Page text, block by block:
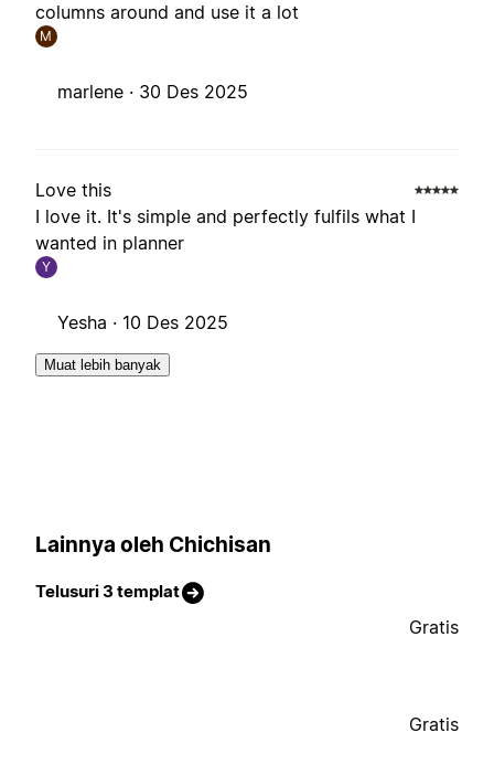
columns around and use it a lot
M
marlene · 30 Des 2025
Love this
I love it. It's simple and perfectly fulfils what I
wanted in planner
Y
Yesha · 10 Des 2025
Muat lebih banyak
Lainnya oleh Chichisan
Telusuri 3 templat
Gratis
Gratis